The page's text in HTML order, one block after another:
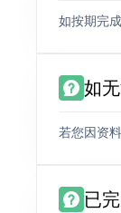
如按期完
如
若您因资
已